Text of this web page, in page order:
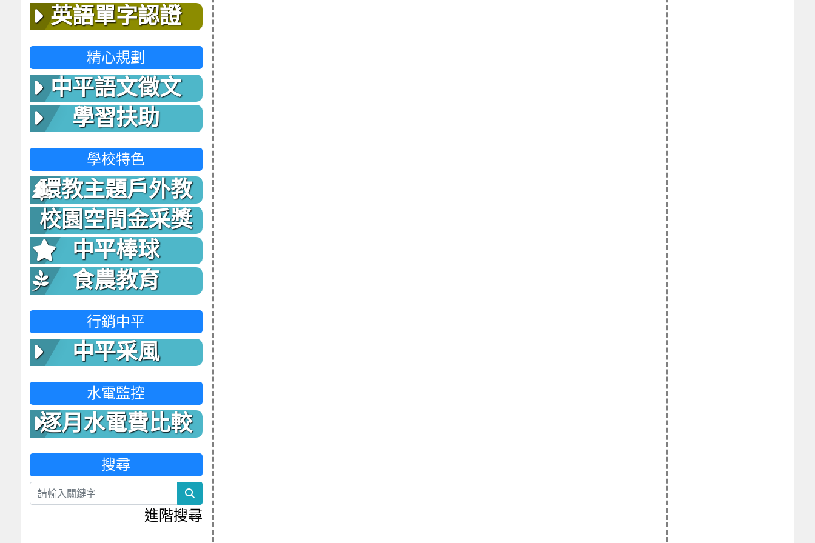
英語單字認證
精心規劃
中平語文徵文
學習扶助
學校特色
環教主題戶外教
室
校園空間金采獎
中平棒球
食農教育
行銷中平
中平采風
水電監控
逐月水電費比較
表
搜尋
search
進階搜尋